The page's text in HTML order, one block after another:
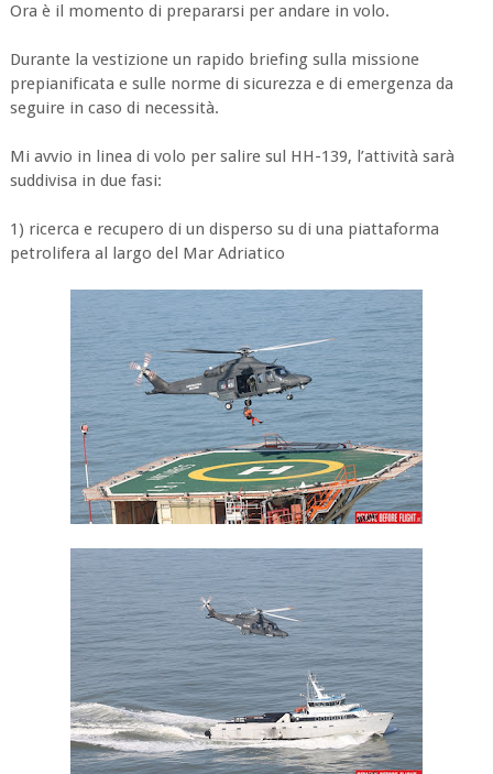
Ora è il momento di prepararsi per andare in volo.
Durante la vestizione un rapido briefing sulla missione
prepianificata e sulle norme di sicurezza e di emergenza da
seguire in caso di necessità.
Mi avvio in linea di volo per salire sul HH-139, l’attività sarà
suddivisa in due fasi:
1) ricerca e recupero di un disperso su di una piattaforma
petrolifera al largo del Mar Adriatico